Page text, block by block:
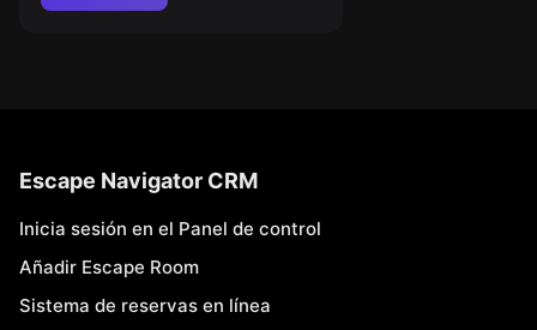
Escape Navigator CRM
Inicia sesión en el Panel de control
Añadir Escape Room
Sistema de reservas en línea